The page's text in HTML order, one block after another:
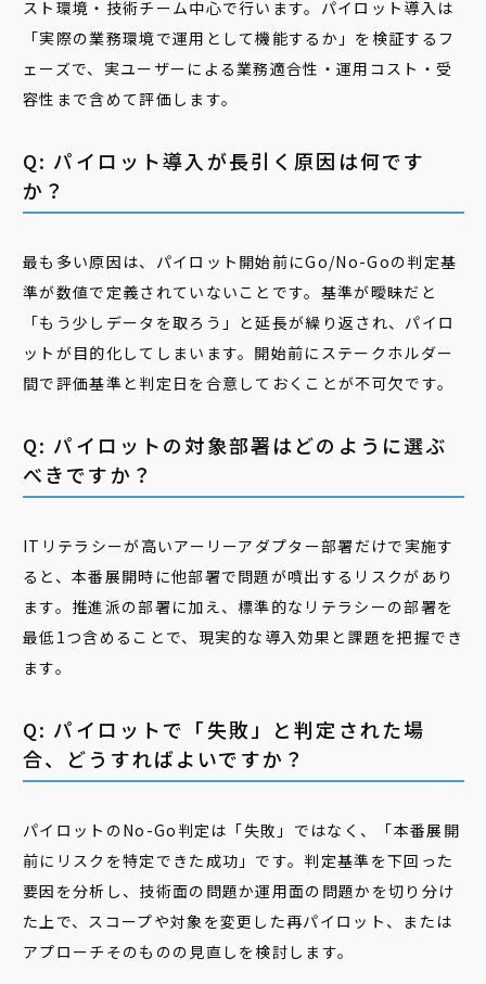
スト環境・技術チーム中心で行います。パイロット導入は
「実際の業務環境で運用として機能するか」を検証するフ
ェーズで、実ユーザーによる業務適合性・運用コスト・受
容性まで含めて評価します。
Q: パイロット導入が長引く原因は何です
か？
最も多い原因は、パイロット開始前にGo/No-Goの判定基
準が数値で定義されていないことです。基準が曖昧だと
「もう少しデータを取ろう」と延長が繰り返され、パイロ
ットが目的化してしまいます。開始前にステークホルダー
間で評価基準と判定日を合意しておくことが不可欠です。
Q: パイロットの対象部署はどのように選ぶ
べきですか？
ITリテラシーが高いアーリーアダプター部署だけで実施す
ると、本番展開時に他部署で問題が噴出するリスクがあり
ます。推進派の部署に加え、標準的なリテラシーの部署を
最低1つ含めることで、現実的な導入効果と課題を把握でき
ます。
Q: パイロットで「失敗」と判定された場
合、どうすればよいですか？
パイロットのNo-Go判定は「失敗」ではなく、「本番展開
前にリスクを特定できた成功」です。判定基準を下回った
要因を分析し、技術面の問題か運用面の問題かを切り分け
た上で、スコープや対象を変更した再パイロット、または
アプローチそのものの見直しを検討します。